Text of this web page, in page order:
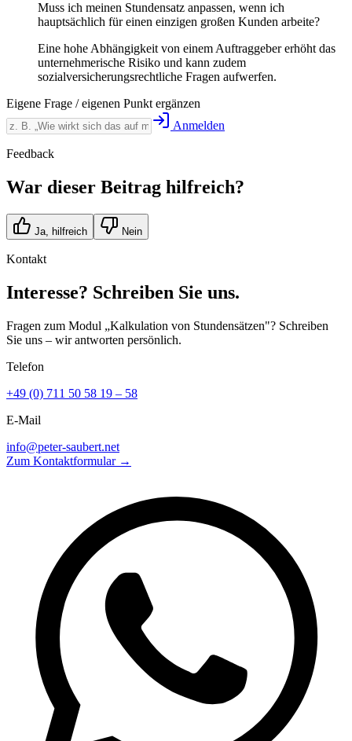
Muss ich meinen Stundensatz anpassen, wenn ich
hauptsächlich für einen einzigen großen Kunden arbeite?
Eine hohe Abhängigkeit von einem Auftraggeber erhöht das
unternehmerische Risiko und kann zudem
sozialversicherungsrechtliche Fragen aufwerfen.
Eigene Frage / eigenen Punkt ergänzen
Anmelden
Feedback
War dieser Beitrag hilfreich?
Ja, hilfreich Nein
Kontakt
Interesse? Schreiben Sie uns.
Fragen zum Modul „Kalkulation von Stundensätzen"? Schreiben
Sie uns – wir antworten persönlich.
Telefon
+49 (0) 711 50 58 19 – 58
E-Mail
info@peter-saubert.net
Zum Kontaktformular →